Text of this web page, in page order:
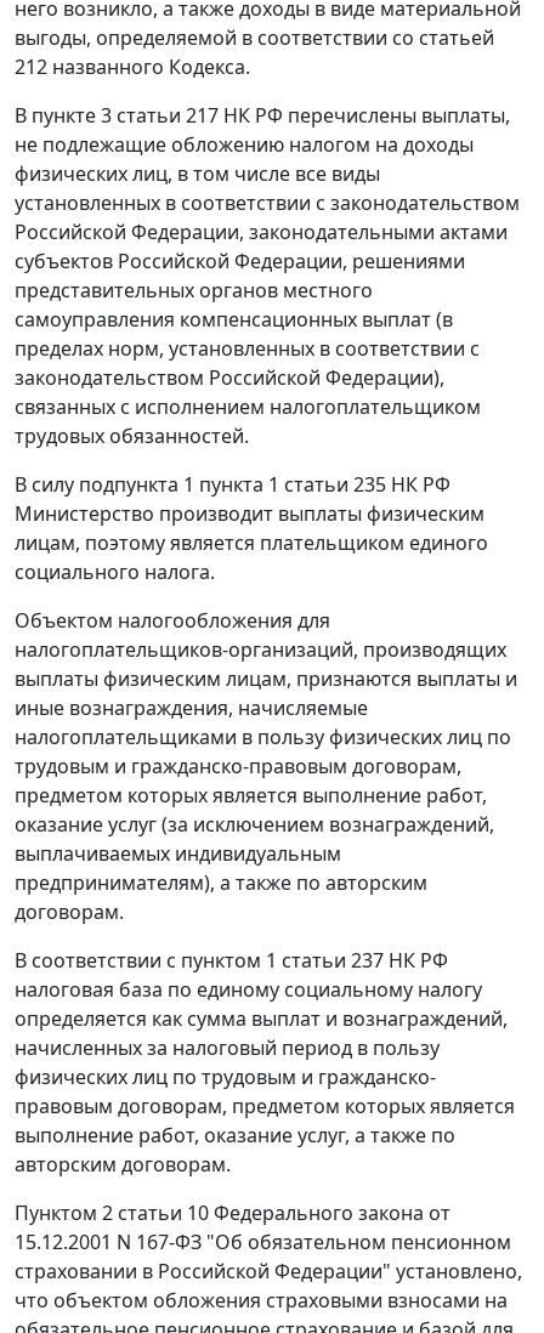
него возникло, а также доходы в виде материальной
выгоды, определяемой в соответствии со статьей
212 названного Кодекса.
В пункте 3 статьи 217 НК РФ перечислены выплаты,
не подлежащие обложению налогом на доходы
физических лиц, в том числе все виды
установленных в соответствии с законодательством
Российской Федерации, законодательными актами
субъектов Российской Федерации, решениями
представительных органов местного
самоуправления компенсационных выплат (в
пределах норм, установленных в соответствии с
законодательством Российской Федерации),
связанных с исполнением налогоплательщиком
трудовых обязанностей.
В силу подпункта 1 пункта 1 статьи 235 НК РФ
Министерство производит выплаты физическим
лицам, поэтому является плательщиком единого
социального налога.
Объектом налогообложения для
налогоплательщиков-организаций, производящих
выплаты физическим лицам, признаются выплаты и
иные вознаграждения, начисляемые
налогоплательщиками в пользу физических лиц по
трудовым и гражданско-правовым договорам,
предметом которых является выполнение работ,
оказание услуг (за исключением вознаграждений,
выплачиваемых индивидуальным
предпринимателям), а также по авторским
договорам.
В соответствии с пунктом 1 статьи 237 НК РФ
налоговая база по единому социальному налогу
определяется как сумма выплат и вознаграждений,
начисленных за налоговый период в пользу
физических лиц по трудовым и гражданско-
правовым договорам, предметом которых является
выполнение работ, оказание услуг, а также по
авторским договорам.
Пунктом 2 статьи 10Федерального закона от
15.12.2001 N 167-ФЗ "Об обязательном пенсионном
страховании в Российской Федерации" установлено,
что объектом обложения страховыми взносами на